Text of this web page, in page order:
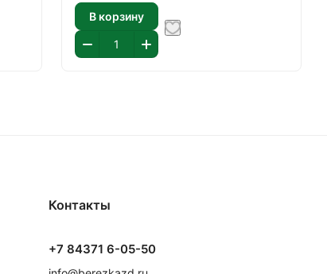
В корзину
Контакты
+7 84371 6-05-50